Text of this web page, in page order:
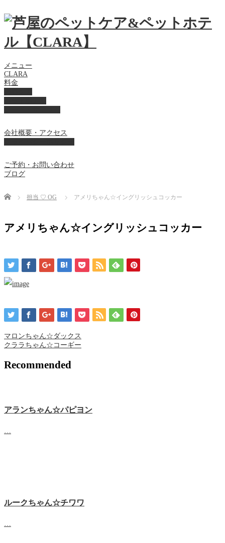
メニュー
CLARA
料金
会社概要・アクセス
ご予約・お問い合わせ
ブログ
Home 担当 ♡ OG アメリちゃん☆イングリッシュコッカー
アメリちゃん☆イングリッシュコッカー
マロンちゃん☆ダックス
クララちゃん☆コーギー
Recommended
アランちゃん☆パピヨン
ルークちゃん☆チワワ